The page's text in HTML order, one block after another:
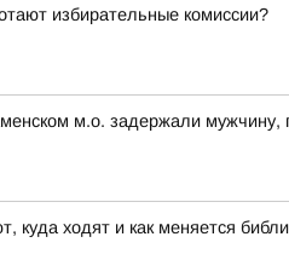
избирательные комиссии?
м.о. задержали
куда ходят и как меняется